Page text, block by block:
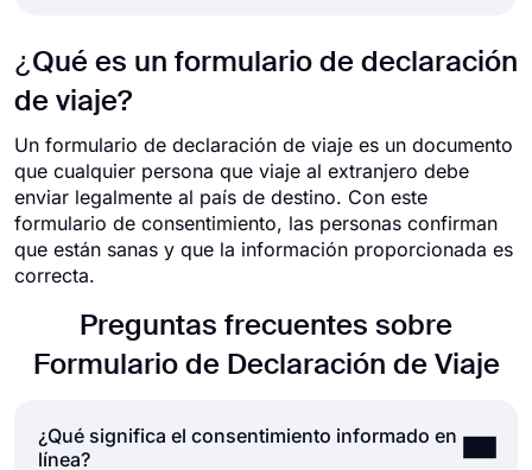
¿Qué es un formulario de declaración
de viaje?
Un formulario de declaración de viaje es un documento
que cualquier persona que viaje al extranjero debe
enviar legalmente al país de destino. Con este
formulario de consentimiento, las personas confirman
que están sanas y que la información proporcionada es
correcta.
Preguntas frecuentes sobre
Formulario de Declaración de Viaje
¿Qué significa el consentimiento informado en
línea?